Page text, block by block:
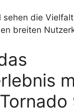
sehen die
breiten